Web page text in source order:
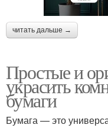
читать дальше →
Простые и
украсить
бумаги
Бумага — это